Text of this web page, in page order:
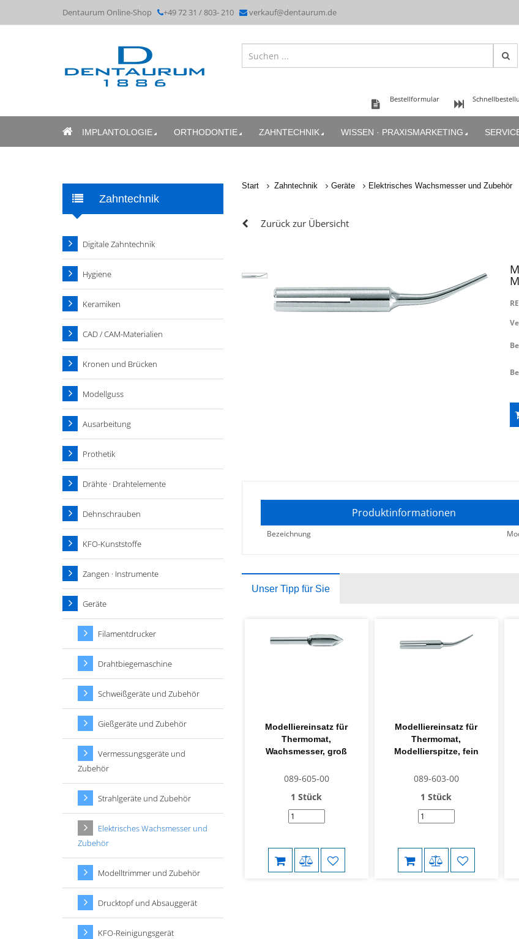
Dentaurum Online-Shop +49 72 31 / 803- 210 verkauf@dentaurum.de
Bestellformular
IMPLANTOLOGIE ORTHODONTIE ZAHNTECHNIK WISSEN · PRAXISMARKETING
Start Zahntechnik Geräte Elektrisches Wachsmesser und Zubehör
Zurück zur Übersicht
Produktinformationen
Bezeichnung
Unser Tipp für Sie
Modelliereinsatz für
Thermomat,
Wachsmesser, groß
089-605-00
1 Stück
Modelliereinsatz für
Thermomat,
Modellierspitze, fein
089-603-00
1 Stück
Zahntechnik
Digitale Zahntechnik
Hygiene
Keramiken
CAD / CAM-Materialien
Kronen und Brücken
Modellguss
Ausarbeitung
Prothetik
Drähte · Drahtelemente
Dehnschrauben
KFO-Kunststoffe
Zangen · Instrumente
Geräte
Filamentdrucker
Drahtbiegemaschine
Schweißgeräte und Zubehör
Gießgeräte und Zubehör
Vermessungsgeräte und
Zubehör
Strahlgeräte und Zubehör
Elektrisches Wachsmesser und
Zubehör
Modelltrimmer und Zubehör
Drucktopf und Absauggerät
KFO-Reinigungsgerät